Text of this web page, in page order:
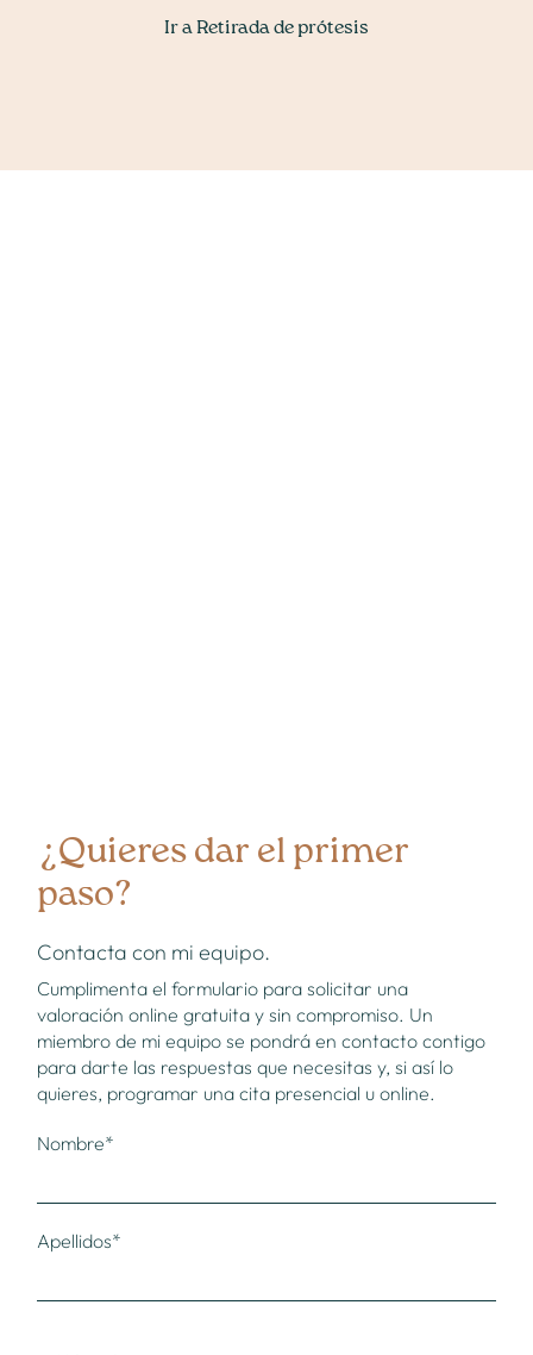
Ir a Retirada de prótesis
¿Quieres dar el primer
paso?
Contacta con mi equipo.
Cumplimenta el formulario para solicitar una
valoración online gratuita y sin compromiso. Un
miembro de mi equipo se pondrá en contacto contigo
para darte las respuestas que necesitas y, si así lo
quieres, programar una cita presencial u online.
Nombre*
Apellidos*